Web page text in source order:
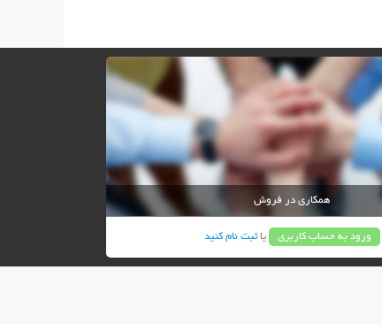
همکاری در فروش
ورود به حساب کاربری یاثبت نام کنید